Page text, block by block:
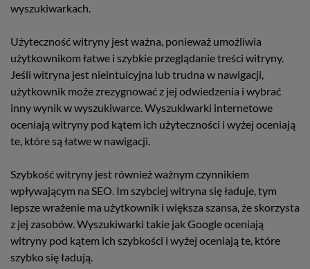
wyszukiwarkach.
Użyteczność witryny jest ważna, ponieważ umożliwia
użytkownikom łatwe i szybkie przeglądanie treści witryny.
Jeśli witryna jest nieintuicyjna lub trudna w nawigacji,
użytkownik może zrezygnować z jej odwiedzenia i wybrać
inny wynik w wyszukiwarce. Wyszukiwarki internetowe
oceniają witryny pod kątem ich użyteczności i wyżej oceniają
te, które są łatwe w nawigacji.
Szybkość witryny jest również ważnym czynnikiem
wpływającym na SEO. Im szybciej witryna się ładuje, tym
lepsze wrażenie ma użytkownik i większa szansa, że skorzysta
z jej zasobów. Wyszukiwarki takie jak Google oceniają
witryny pod kątem ich szybkości i wyżej oceniają te, które
szybko się ładują.